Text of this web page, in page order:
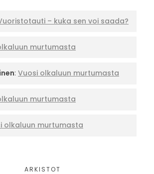
– kuka sen voi saada?
murtumasta
: Vuosi olkaluun murtumasta
murtumasta
olkaluun murtumasta
ARKISTOT